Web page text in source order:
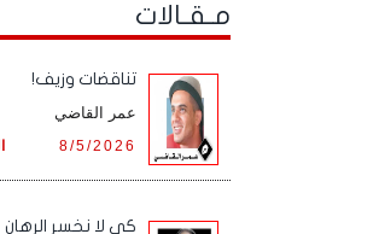
مـقـالات
تناقضات وزيف!
عمر القاضي
8/5/2026
كي لا نخسر الرهان